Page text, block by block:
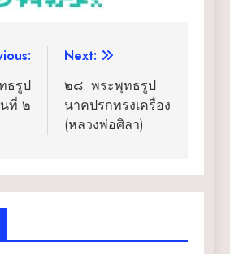
ธรูป
ที่ ๒
Next:
๒๘. พระพุทธรูป
นาคปรกทรงเครื่อง
(หลวงพ่อศิลา)